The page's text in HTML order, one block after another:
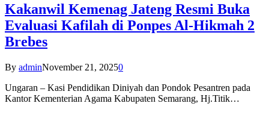
Kakanwil Kemenag Jateng Resmi Buka
Evaluasi Kafilah di Ponpes Al-Hikmah 2
Brebes
By adminNovember 21, 20250
Ungaran – Kasi Pendidikan Diniyah dan Pondok Pesantren pada
Kantor Kementerian Agama Kabupaten Semarang, Hj.Titik…